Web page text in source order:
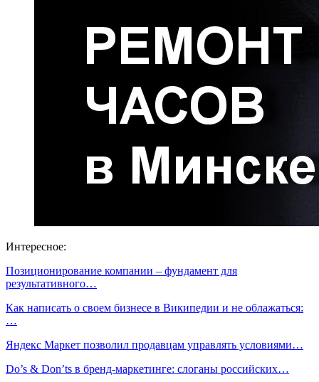
Интересное:
Позиционирование компании – фундамент для
результативного…
Как написать о своем бизнесе в Википедии и не облажаться:
…
Яндекс Маркет позволил продавцам управлять условиями…
Do’s & Don’ts в бренд-маркетинге: слоганы российских…